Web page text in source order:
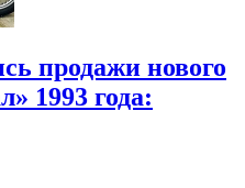
продажи нового
1993 года: